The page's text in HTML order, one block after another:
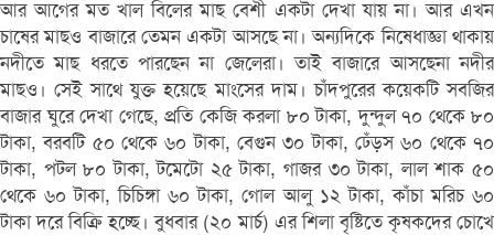
আর আগের মত খাল বিলের মাছ বেশী একটা দেখা যায় না। আর এখন
চাষের মাছও বাজারে তেমন একটা আসছে না। অন্যদিকে নিষেধাজ্ঞা থাকায়
নদীতে মাছ ধরতে পারছেন না জেলেরা। তাই বাজারে আসছেনা নদীর
মাছও। সেই সাথে যুক্ত হয়েছে মাংসের দাম। চাঁদপুরের কয়েকটি সবজির
বাজার ঘুরে দেখা গেছে, প্রতি কেজি করলা ৮০ টাকা, দুন্দুল ৭০ থেকে ৮০
টাকা, বরবটি ৫০ থেকে ৬০ টাকা, বেগুন ৩০ টাকা, ঢেঁড়স ৬০ থেকে ৭০
টাকা, পটল ৮০ টাকা, টমেটো ২৫ টাকা, গাজর ৩০ টাকা, লাল শাক ৫০
থেকে ৬০ টাকা, চিচিঙ্গা ৬০ টাকা, গোল আলু ১২ টাকা, কাঁচা মরিচ ৬০
টাকা দরে বিক্রি হচ্ছে। বুধবার (২০ মার্চ) এর শিলা বৃষ্টিতে কৃষকদের চোখে